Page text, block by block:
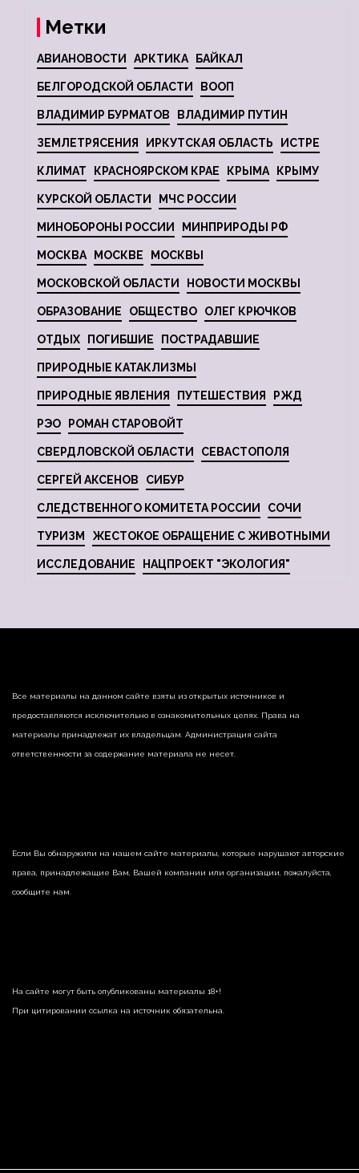
Метки
АВИАНОВОСТИ АРКТИКА БАЙКАЛ
БЕЛГОРОДСКОЙ ОБЛАСТИ ВООП
ВЛАДИМИР БУРМАТОВ ВЛАДИМИР ПУТИН
ЗЕМЛЕТРЯСЕНИЯ ИРКУТСКАЯ ОБЛАСТЬ ИСТРЕ
КЛИМАТ КРАСНОЯРСКОМ КРАЕ КРЫМА КРЫМУ
КУРСКОЙ ОБЛАСТИ МЧС РОССИИ
МИНОБОРОНЫ РОССИИ МИНПРИРОДЫ РФ
МОСКВА МОСКВЕ МОСКВЫ
МОСКОВСКОЙ ОБЛАСТИ НОВОСТИ МОСКВЫ
ОБРАЗОВАНИЕ ОБЩЕСТВО ОЛЕГ КРЮЧКОВ
ОТДЫХ ПОГИБШИЕ ПОСТРАДАВШИЕ
ПРИРОДНЫЕ КАТАКЛИЗМЫ
ПРИРОДНЫЕ ЯВЛЕНИЯ ПУТЕШЕСТВИЯ РЖД
РЭО РОМАН СТАРОВОЙТ
СВЕРДЛОВСКОЙ ОБЛАСТИ СЕВАСТОПОЛЯ
СЕРГЕЙ АКСЕНОВ СИБУР
СЛЕДСТВЕННОГО КОМИТЕТА РОССИИ СОЧИ
ТУРИЗМ ЖЕСТОКОЕ ОБРАЩЕНИЕ С ЖИВОТНЫМИ
ИССЛЕДОВАНИЕ НАЦПРОЕКТ "ЭКОЛОГИЯ"
Все материалы на данном сайте взяты из открытых источников и
предоставляются исключительно в ознакомительных целях. Права на
материалы принадлежат их владельцам. Администрация сайта
ответственности за содержание материала не несет.
Если Вы обнаружили на нашем сайте материалы, которые нарушают авторские
права, принадлежащие Вам, Вашей компании или организации, пожалуйста,
сообщите нам.
На сайте могут быть опубликованы материалы 18+!
При цитировании ссылка на источник обязательна.